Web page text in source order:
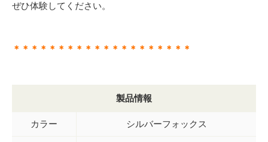
ぜひ体験してください。
＊＊＊＊＊＊＊＊＊＊＊＊＊＊＊＊＊＊＊＊
製品情報
カラー シルバーフォックス